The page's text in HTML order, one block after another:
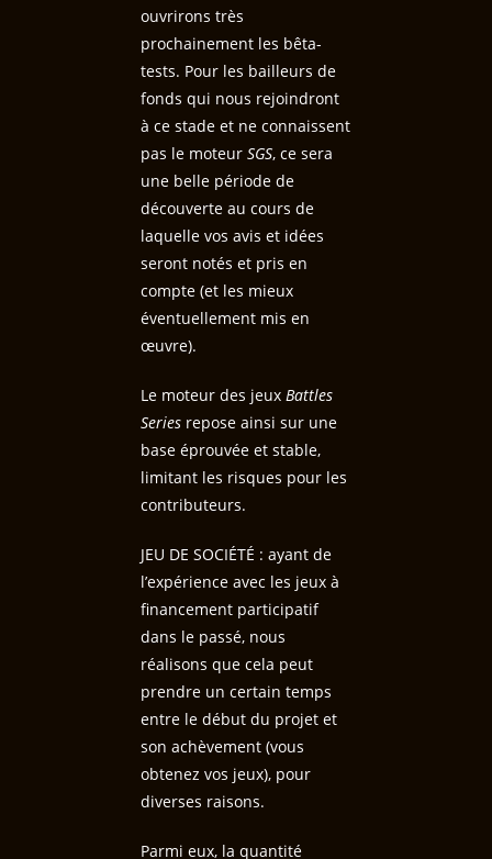
ouvrirons très
prochainement les bêta-
tests. Pour les bailleurs de
fonds qui nous rejoindront
à ce stade et ne connaissent
pas le moteurSGS, ce sera
une belle période de
découverte au cours de
laquelle vos avis et idées
seront notés et pris en
compte (et les mieux
éventuellement mis en
œuvre).
Le moteur des jeuxBattles
Series repose ainsi sur une
base éprouvée et stable,
limitant les risques pour les
contributeurs.
JEU DE SOCIÉTÉ : ayant de
l’expérience avec les jeux à
financement participatif
dans le passé, nous
réalisons que cela peut
prendre un certain temps
entre le début du projet et
son achèvement (vous
obtenez vos jeux), pour
diverses raisons.
Parmi eux, la quantité